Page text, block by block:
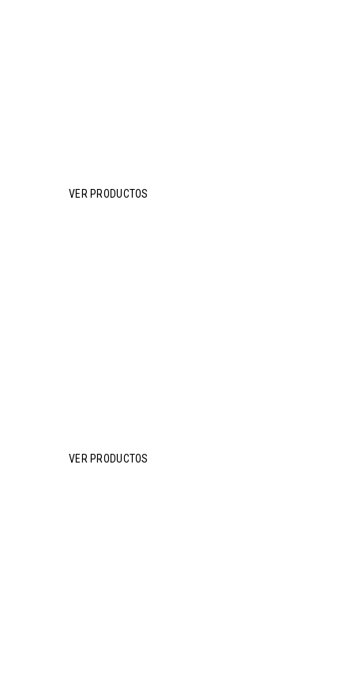
VER PRODUCTOS
VER PRODUCTOS